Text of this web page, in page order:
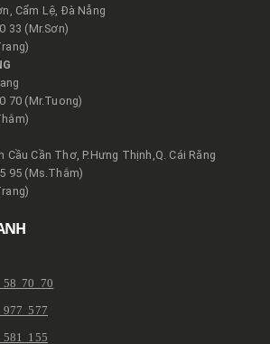
Cẩm Lệ, Đà Nẵng
33 (Mr.Sơn)
70 (Mr.Tuong)
Cần Thơ, P.Hưng Thịnh,Q. Cái Răng
95 (Ms.Thắm)
58 70 70
577
155